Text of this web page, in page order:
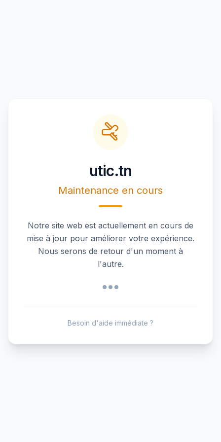
utic.tn
Maintenance en cours
Notre site web est actuellement en cours de
mise à jour pour améliorer votre expérience.
Nous serons de retour d'un moment à
l'autre.
Besoin d'aide immédiate ?